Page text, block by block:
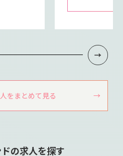
をまとめて見る
の求人を探す